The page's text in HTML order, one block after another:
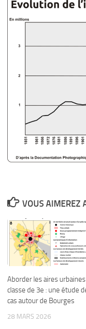
VOUS AIMEREZ
Aborder les aires
classe de 3e : une étude
cas autour de Bourges
28 MARS 2026